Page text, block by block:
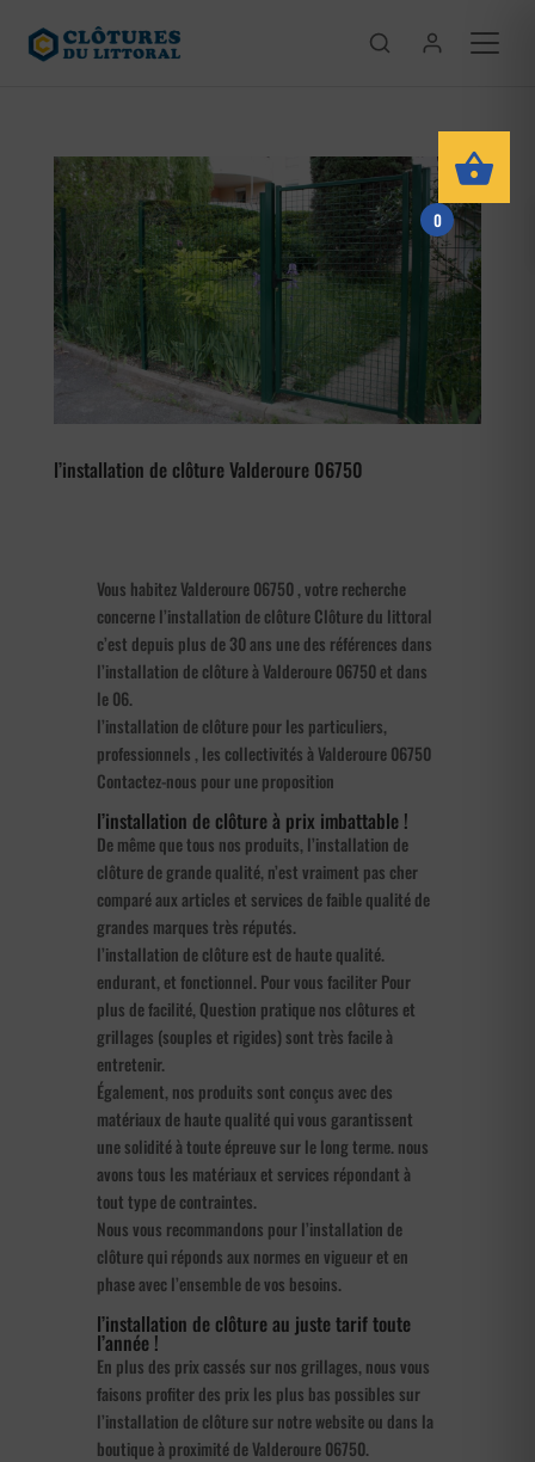
l’installation de clôture Valderoure 06750
Vous habitez Valderoure 06750 , votre recherche
concerne l’installation de clôture Clôture du littoral
c’est depuis plus de 30 ans une des références dans
l’installation de clôture à Valderoure 06750 et dans
le 06.
l’installation de clôture pour les particuliers,
professionnels , les collectivités à Valderoure 06750
Contactez-nous pour une proposition
l’installation de clôture à prix imbattable !
De même que tous nos produits, l’installation de
clôture de grande qualité, n’est vraiment pas cher
comparé aux articles et services de faible qualité de
grandes marques très réputés.
l’installation de clôture est de haute qualité.
endurant, et fonctionnel. Pour vous faciliter Pour
plus de facilité, Question pratique nos clôtures et
grillages (souples et rigides) sont très facile à
entretenir.
Également, nos produits sont conçus avec des
matériaux de haute qualité qui vous garantissent
une solidité à toute épreuve sur le long terme. nous
avons tous les matériaux et services répondant à
tout type de contraintes.
Nous vous recommandons pour l’installation de
clôture qui réponds aux normes en vigueur et en
phase avec l’ensemble de vos besoins.
l’installation de clôture au juste tarif toute
l’année !
En plus des prix cassés sur nos grillages, nous vous
faisons profiter des prix les plus bas possibles sur
l’installation de clôture sur notre website ou dans la
boutique à proximité de Valderoure 06750.
0